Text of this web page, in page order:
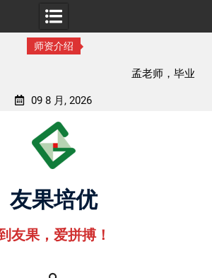
师资介绍
，毕业于湖北中医药大学
09 8 月, 2026
友果培优
友果，爱拼搏！